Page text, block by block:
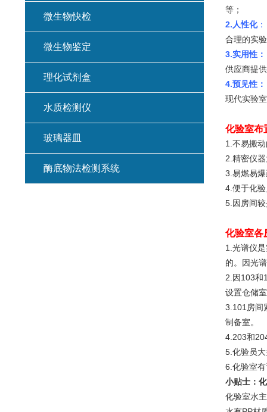
等；
2. 人性化：
合理的实
3.实用性：
供应商提
4.预见性：
现代实验
化验室布
1.不易搬
2.精密仪
3.易燃易
4.便于化
5.因房间
化验室各
1.光谱仪
的。因光
2.因103和
设置仓储
3.101房间
制备室。
4.203和
5.化验员
6.化验室
小贴士：
化验室水
微生物快检
微生物鉴定
理化试剂盒
水质检测仪
玻璃器皿
酶底物法检测系统